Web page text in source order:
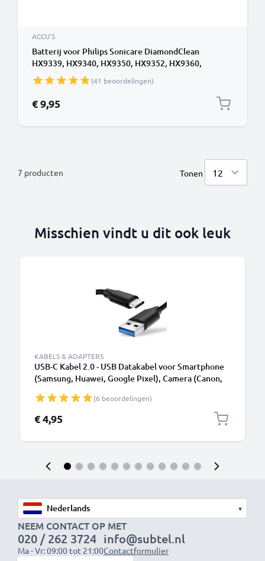
ACCU'S
Batterij voor Philips Sonicare DiamondClean
HX9339, HX9340, HX9350, HX9352, HX9360,
HX9370, HX9390 800mAh van CELLONIC
(41 beoordelingen)
€ 9,95
7 producten Tonen
Misschien vindt u dit ook leuk
KABELS & ADAPTERS
USB-C Kabel 2.0 - USB Datakabel voor Smartphone
(Samsung, Huawei, Google Pixel), Camera (Canon,
Oplaadkabel USB C Stekker
(6 beoordelingen)
€ 4,95
▾
NEEM CONTACT OP MET
020 / 262 3724
Ma - Vr: 09:00 tot 21:00
info@subtel.nl
Contactformulier